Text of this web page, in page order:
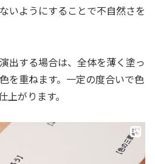
いようにすることで不自然さを
出する場合は、全体を薄く塗っ
を重ねます。一定の度合いで色
がります。